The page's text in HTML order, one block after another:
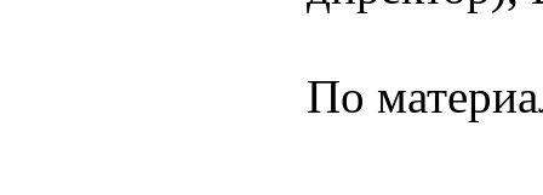
По